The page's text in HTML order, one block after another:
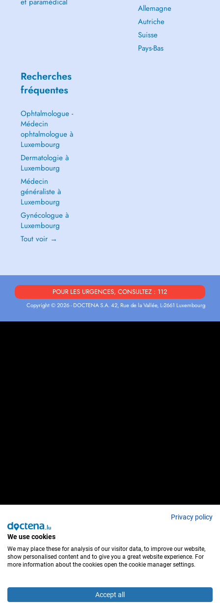
Allemagne
Autriche
Suisse
Pays-Bas
Recherches
fréquentes
Ophtalmologue -
Médecin
ophtalmologue à
Luxembourg
Dermatologie à
Luxembourg
Médecin
généraliste à
Luxembourg
Gynécologue à
Luxembourg
Tout voir →
POUR LES URGENCES, CONSULTEZ : 112
Copyright © 2026 - DOCTENA S.A. 42, Rue de la Vallée, L-2661 Luxembourg
Privacy policy
We use cookies
We may place these for analysis of our visitor data, to improve our website,
show personalised content and to give you a great website experience. For
more information about the cookies open the cookie manager settings.
Accept all